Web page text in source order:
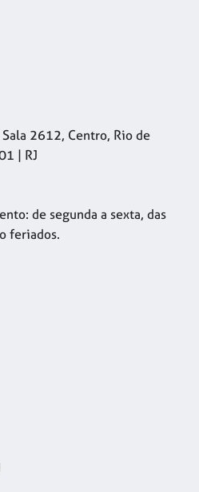
2612, Centro, Rio de
| RJ
de segunda a sexta, das
feriados.